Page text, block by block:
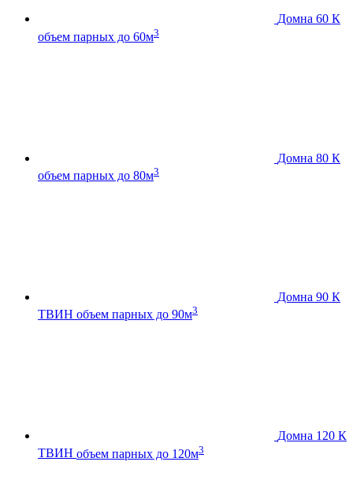
Домна 60 К
объем парных до 60м3
Домна 80 К
объем парных до 80м3
Домна 90 К
ТВИН объем парных до 90м3
Домна 120 К
ТВИН объем парных до 120м3